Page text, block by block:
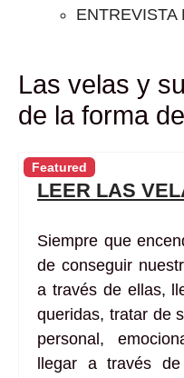
ENTREVISTA
Las velas y
de la forma
Featured
LEER LAS
Siempre que
de conseguir
a través de ellas,
queridas, tratar de
personal,
llegar a través